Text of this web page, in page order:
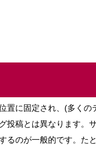
置に固定され、(多くの
投稿とは異なります。
るのが一般的です。た